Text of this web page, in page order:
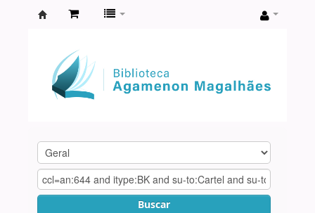
Agamenon
Magalhães
Buscar